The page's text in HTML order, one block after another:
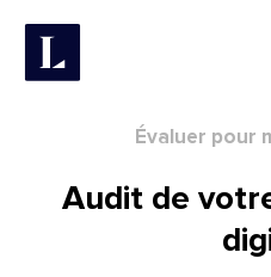
Évaluer pour
Audit de